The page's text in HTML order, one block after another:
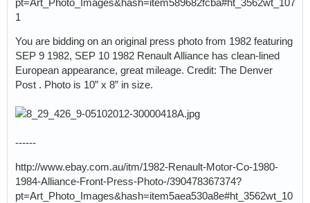
1
You are bidding on an original press photo from 1982 featuring
SEP 9 1982, SEP 10 1982 Renault Alliance has clean-lined
European appearance, great mileage. Credit: The Denver
Post . Photo is 10” x 8” in size.
------
http://www.ebay.com.au/itm/1982-Renault-Motor-Co-1980-
1984-Alliance-Front-Press-Photo-/390478367374?
pt=Art_Photo_Images&hash=item5aea530a8e#ht_3562wt_10